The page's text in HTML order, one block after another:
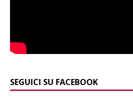
SEGUICI SU FACEBOOK